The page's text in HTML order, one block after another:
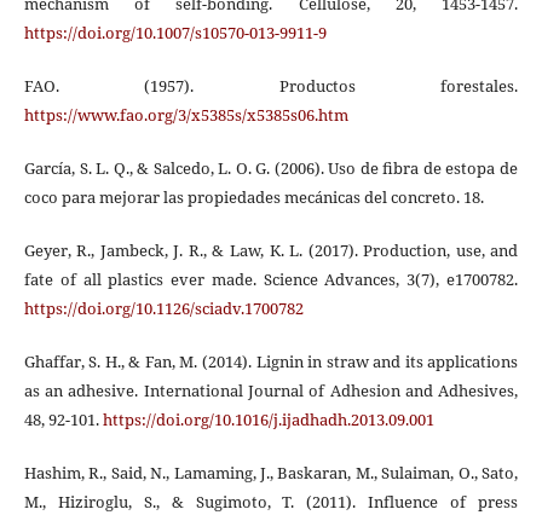
https://doi.org/10.1007/s10570-013-9911-9
FAO. (1957). Productos forestales.
https://www.fao.org/3/x5385s/x5385s06.htm
García, S. L. Q., & Salcedo, L. O. G. (2006). Uso de ﬁbra de estopa de
coco para mejorar las propiedades mecánicas del concreto. 18.
Geyer, R., Jambeck, J. R., & Law, K. L. (2017). Production, use, and
fate of all plastics ever made. Science Advances, 3(7), e1700782.
https://doi.org/10.1126/sciadv.1700782
Ghaffar, S. H., & Fan, M. (2014). Lignin in straw and its applications
as an adhesive. International Journal of Adhesion and Adhesives,
48, 92-101.https://doi.org/10.1016/j.ijadhadh.2013.09.001
Hashim, R., Said, N., Lamaming, J., Baskaran, M., Sulaiman, O., Sato,
M., Hiziroglu, S., & Sugimoto, T. (2011). Influence of press